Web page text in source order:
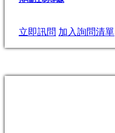
立即訊問 加入詢問清單